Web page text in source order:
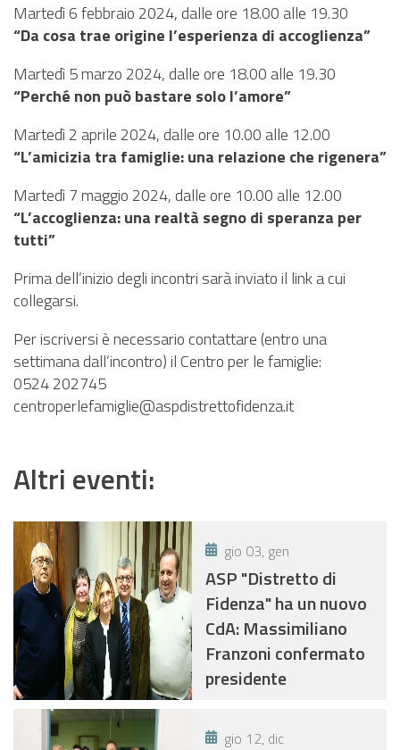
Martedì 6 febbraio 2024, dalle ore 18.00 alle 19.30
“Da cosa trae origine l’esperienza di accoglienza”
Martedì 5 marzo 2024, dalle ore 18.00 alle 19.30
“Perché non può bastare solo l’amore”
Martedì 2 aprile 2024, dalle ore 10.00 alle 12.00
“L’amicizia tra famiglie: una relazione che rigenera”
Martedì 7 maggio 2024, dalle ore 10.00 alle 12.00
“L’accoglienza: una realtà segno di speranza per
tutti”
Prima dell’inizio degli incontri sarà inviato il link a cui
collegarsi.
Per iscriversi è necessario contattare (entro una
settimana dall’incontro) il Centro per le famiglie:
0524 202745
centroperlefamiglie@aspdistrettofidenza.it
Altri eventi:
gio 03, gen
ASP "Distretto di
Fidenza" ha un nuovo
CdA: Massimiliano
Franzoni confermato
presidente
gio 12, dic